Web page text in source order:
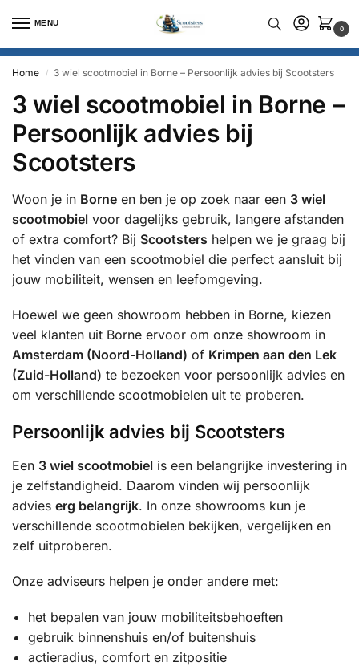
MENU
0
Home / 3 wiel scootmobiel in Borne – Persoonlijk advies bij Scootsters
3 wiel scootmobiel in Borne –
Persoonlijk advies bij
Scootsters
Woon je in Borne en ben je op zoek naar een 3 wiel
scootmobiel voor dagelijks gebruik, langere afstanden
of extra comfort? Bij Scootsters helpen we je graag bij
het vinden van een scootmobiel die perfect aansluit bij
jouw mobiliteit, wensen en leefomgeving.
Hoewel we geen showroom hebben in Borne, kiezen
veel klanten uit Borne ervoor om onze showroom in
Amsterdam (Noord-Holland) of Krimpen aan den Lek
(Zuid-Holland) te bezoeken voor persoonlijk advies en
om verschillende scootmobielen uit te proberen.
Persoonlijk advies bij Scootsters
Een 3 wiel scootmobiel is een belangrijke investering in
je zelfstandigheid. Daarom vinden wij persoonlijk
advies erg belangrijk. In onze showrooms kun je
verschillende scootmobielen bekijken, vergelijken en
zelf uitproberen.
Onze adviseurs helpen je onder andere met:
het bepalen van jouw mobiliteitsbehoeften
gebruik binnenshuis en/of buitenshuis
actieradius, comfort en zitpositie